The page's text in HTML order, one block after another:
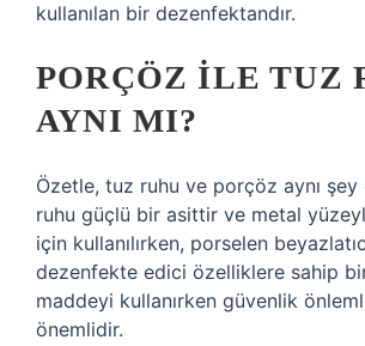
kullanılan bir dezenfektandır.
PORÇÖZ ILE TUZ
AYNI MI?
Özetle, tuz ruhu ve porçöz aynı şey
ruhu güçlü bir asittir ve metal
için kullanılırken, porselen
dezenfekte edici özelliklere sahip
maddeyi kullanırken güvenlik
önemlidir.